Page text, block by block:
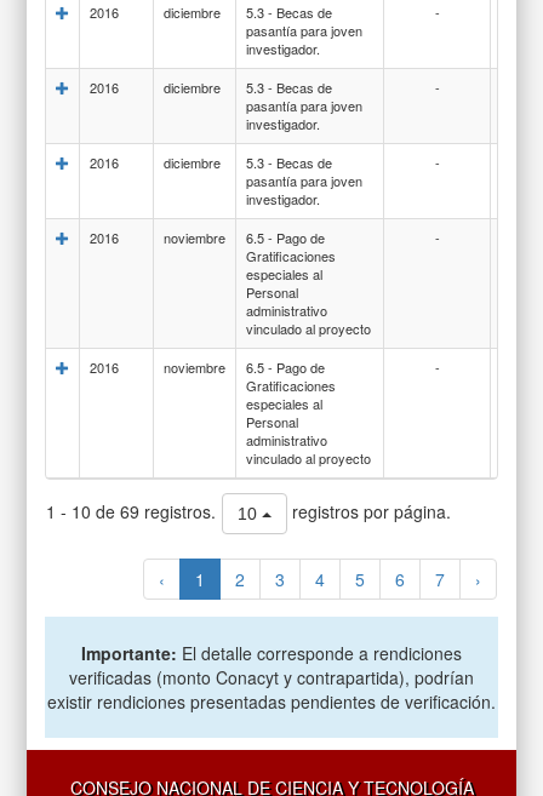
2016 diciembre
5.3 - Becas de
pasantía para joven
investigador.
-
2016 diciembre
5.3 - Becas de
pasantía para joven
investigador.
-
2016 diciembre
5.3 - Becas de
pasantía para joven
investigador.
-
2016 noviembre
6.5 - Pago de
Gratificaciones
especiales al
Personal
administrativo
vinculado al proyecto
-
2016 noviembre
6.5 - Pago de
Gratificaciones
especiales al
Personal
administrativo
vinculado al proyecto
-
1 - 10 de 69 registros. 10 registros por página.
‹ 1 2 3 4 5 6 7 ›
Importante: El detalle corresponde a rendiciones
verificadas (monto Conacyt y contrapartida), podrían
existir rendiciones presentadas pendientes de verificación.
CONSEJO NACIONAL DE CIENCIA Y TECNOLOGÍA